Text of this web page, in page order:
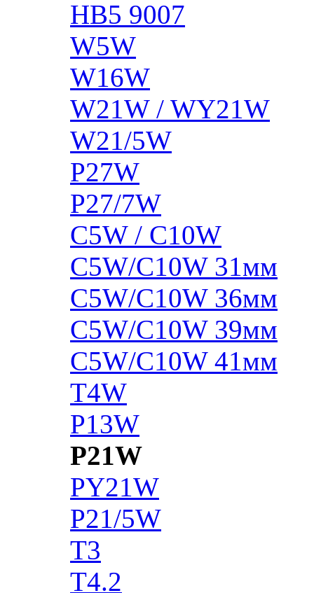
HB5 9007
W5W
W16W
W21W / WY21W
W21/5W
P27W
P27/7W
C5W / C10W
C5W/C10W 31мм
C5W/C10W 36мм
C5W/C10W 39мм
C5W/C10W 41мм
T4W
P13W
P21W
PY21W
P21/5W
T3
T4.2